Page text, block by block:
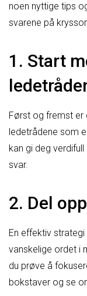
noen nyttige tips
svarene på
1. Start
Først og fremst er
ledetrådene som
kan gi deg
svar.
2. Del
En effektiv
vanskelige ordet i
du prøve å
bokstaver og se